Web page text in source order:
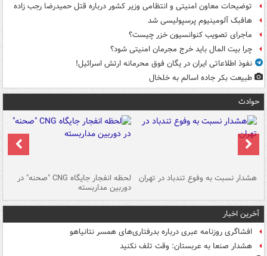
توضیحات معاون امنیتی و انتظامی وزیر کشور درباره قتل حمیدرضا رجب زاده
هافبک آلومینیوم پرسپولیسی شد
ماجرای تصویب کنوانسیون خزر چیست؟
چرا بیت المال باید خرج مجرمان امنیتی شود؟
نفوذ اطلاعاتی ایران در یگان فوق محرمانه ارتش اسرائیل!
طبیعت بکر جاده اسالم به خلخال
حوادث
هشدار نسبت به وفوع تندباد در تهران لحظه انفجار جایگاه CNG "صحنه" در
دوربین مداربسته
آخرین اخبار
افشاگری روزنامه عبری درباره بدرفتاری‌های همسر نتانیاهو
هشدار صنعا به عربستان: وقت تلف نکنید